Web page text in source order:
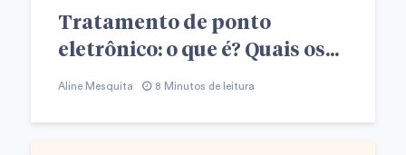
Tratamento de ponto
eletrônico: o que é? Quais os...
Aline Mesquita 8 Minutos de leitura